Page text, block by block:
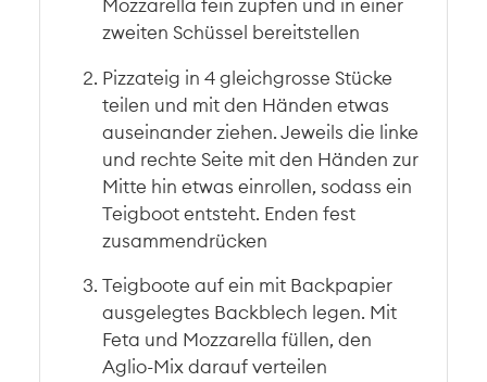
Mozzarella fein zupfen und in einer
zweiten Schüssel bereitstellen
Pizzateig in 4 gleichgrosse Stücke
teilen und mit den Händen etwas
auseinander ziehen. Jeweils die linke
und rechte Seite mit den Händen zur
Mitte hin etwas einrollen, sodass ein
Teigboot entsteht. Enden fest
zusammendrücken
Teigboote auf ein mit Backpapier
ausgelegtes Backblech legen. Mit
Feta und Mozzarella füllen, den
Aglio-Mix darauf verteilen